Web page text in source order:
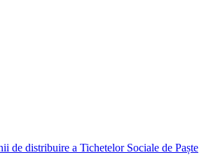
de distribuire a Tichetelor Sociale de Paște